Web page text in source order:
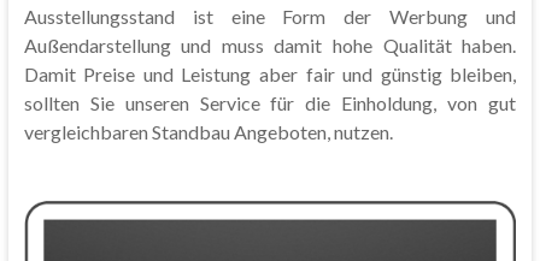
Ausstellungsstand ist eine Form der Werbung und
Außendarstellung und muss damit hohe Qualität haben.
Damit Preise und Leistung aber fair und günstig bleiben,
sollten Sie unseren Service für die Einholdung, von gut
vergleichbaren Standbau Angeboten, nutzen.